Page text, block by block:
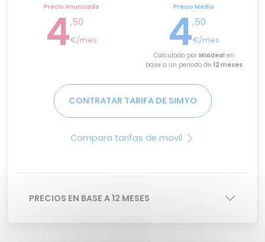
Precio Anunciado
4,50
€/mes
Precio Medio
4,50
€/mes
Calculado por Mixideal en
base a un periodo de 12 meses
CONTRATAR TARIFA DE SIMYO
Compara tarifas de movil
PRECIOS EN BASE A 12 MESES